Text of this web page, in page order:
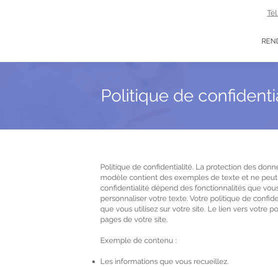
Politique de
Politique de confidentialité. La protection des
modèle contient des exemples de texte et ne
confidentialité dépend des fonctionnalités que
personnaliser votre texte. Votre politique de
que vous utilisez sur votre site. Le lien vers votre
pages de votre site.
Exemple de contenu :
Les informations que vous recueillez.